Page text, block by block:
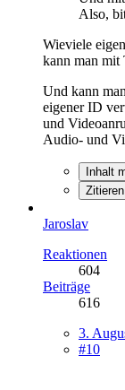
Also,
Wieviele
kann man mit
Und kann
eigener ID
und
Audio- und
Inhalt
Zitieren
Jaroslav
Reaktionen
604
Beiträge
616
3.
#10